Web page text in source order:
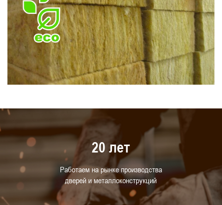
20 лет
Работаем на рынке производства
дверей и металлоконструкций